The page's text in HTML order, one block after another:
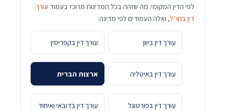
לפי הדין המקומי. מה שזהה בכל המדינות מרוכז בעמוד עורך
דין בחו״ל, ואלה העמודים לפי מדינה:
עורך דין ביוון עורך דין בקפריסין
עורך דין באיטליה ארצות הברית
עורך דין בפורטוגל
עורך דין בדובאי ואיחוד